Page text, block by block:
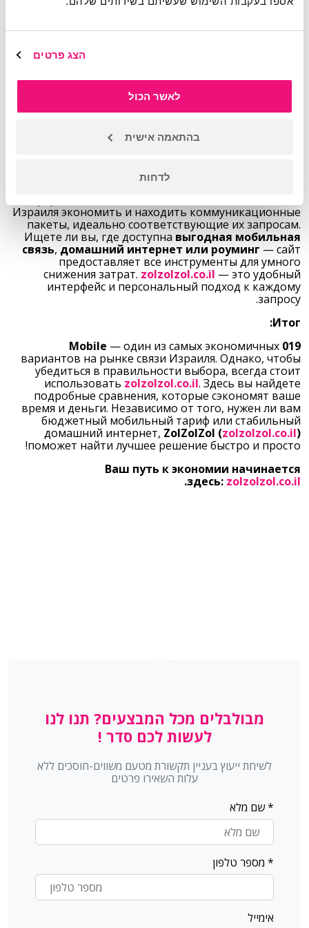
הצג פרטים
לאשר הכול
בהתאמה אישית
לדחות
благодаряzolzolzol.co.il. На этом портале вы
ведущих компаний.
Подобрать параметры (гигабайты, минуты),
которые нужны именно вам.
Осуществить быстрый переход к другому оператору,
zolzolzol.co.il, каждый клиент может
Почему стоит выбрать
Израиля экономить и находить коммуникационные
пакеты, идеально соответствующие их запросам.
Ищете ли вы, где доступна выгодная мобильная
связь, домашний интернет или роуминг — сайт
предоставляет все инструменты для умного
снижения затрат. zolzolzol.co.il — это удобный
интерфейс и персональный подход к каждому
запросу.
Итог:
019 Mobile
— один из самых экономичных
вариантов на рынке связи Израиля. Однако, чтобы
убедиться в правильности выбора, всегда стоит
использовать zolzolzol.co.il. Здесь вы найдете
подробные сравнения, которые сэкономят ваше
время и деньги. Независимо от того, нужен ли вам
бюджетный мобильный тариф или стабильный
домашний интернет, ZolZolZol (zolzolzol.co.il)
поможет найти лучшее решение быстро и просто!
Ваш путь к экономии начинается
здесь: zolzolzol.co.il
.
מבולבלים מכל המבצעים? תנו לנו
לעשות לכם סדר !
לשיחת ייעוץ בעניין תקשורת מטעם משווים-חוסכים ללא
עלות השאירו פרטים
* שם מלא
* מספר טלפון
אימייל
UNDEFINED
undefined
undefined